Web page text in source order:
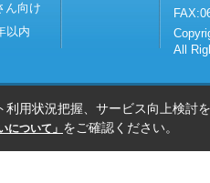
ん向け
以内
All
利用状況把握、サービス向上検討
について」 をご確認ください。